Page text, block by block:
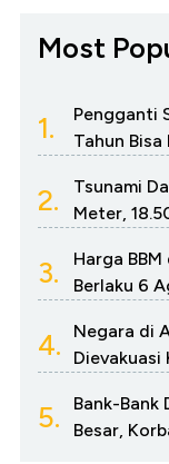
Most
1.
Pengganti
Tahun
2.
Tsunami
Meter,
3.
Harga BBM
Berlaku 6
4.
Negara di
Dievakuasi
5.
Bank-Bank
Besar,